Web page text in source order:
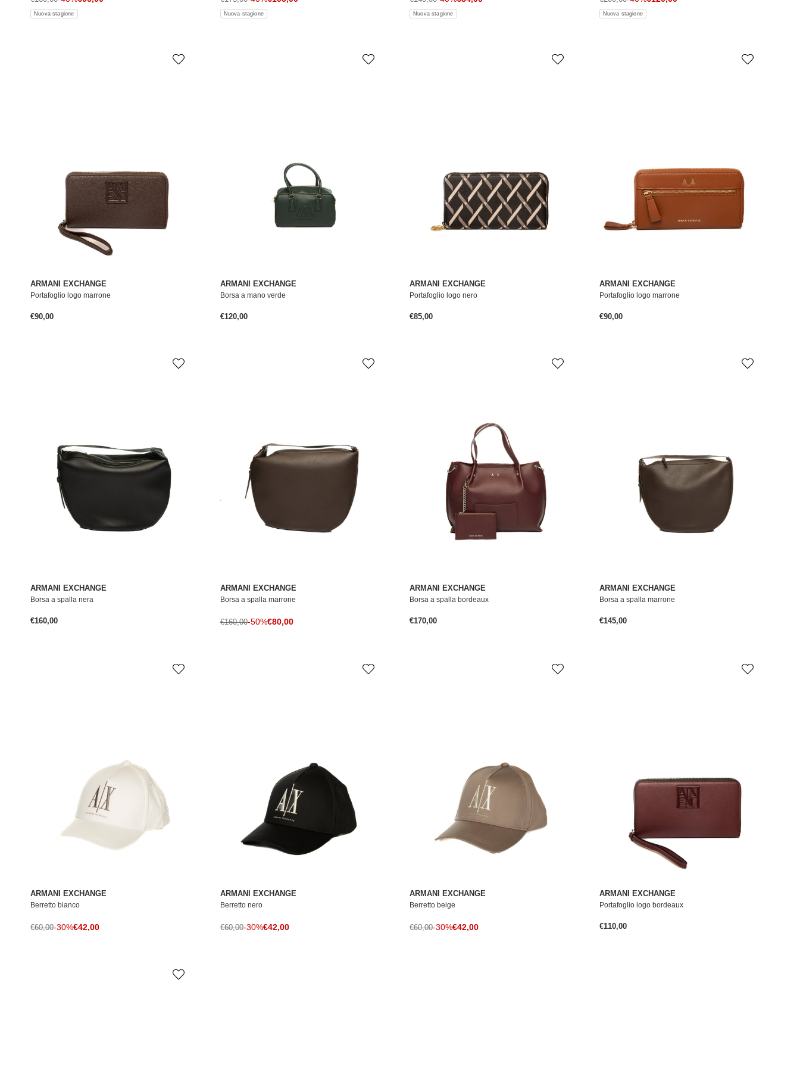
Nuova stagione Nuova stagione Nuova stagione Nuova stagione
ARMANI EXCHANGE
Portafoglio logo marrone
Prezzo normale
€90,00
ARMANI EXCHANGE
Borsa a mano verde
Prezzo normale
€120,00
ARMANI EXCHANGE
Portafoglio logo nero
Prezzo normale
€85,00
ARMANI EXCHANGE
Portafoglio logo marrone
Prezzo normale
€90,00
ARMANI EXCHANGE
Borsa a spalla nera
Prezzo normale
€160,00
ARMANI EXCHANGE
Borsa a spalla marrone
Prezzo di vendita
€80,00
Prezzo normale
€160,00-50%
ARMANI EXCHANGE
Borsa a spalla bordeaux
Prezzo normale
€170,00
ARMANI EXCHANGE
Borsa a spalla marrone
Prezzo normale
€145,00
ARMANI EXCHANGE
Berretto bianco
Prezzo di vendita
€42,00
Prezzo normale
€60,00-30%
ARMANI EXCHANGE
Berretto nero
Prezzo di vendita
€42,00
Prezzo normale
€60,00-30%
ARMANI EXCHANGE
Berretto beige
Prezzo di vendita
€42,00
Prezzo normale
€60,00-30%
ARMANI EXCHANGE
Portafoglio logo bordeaux
Prezzo normale
€110,00